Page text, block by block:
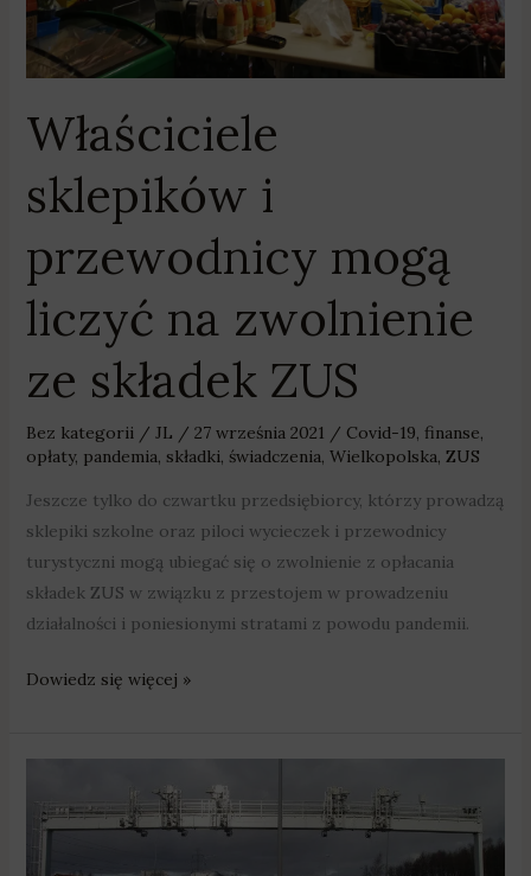
Właściciele
sklepików i
przewodnicy mogą
liczyć na zwolnienie
ze składek ZUS
Bez kategorii/ JL / 27 września 2021 / Covid-19, finanse,
opłaty, pandemia, składki, świadczenia, Wielkopolska, ZUS
Jeszcze tylko do czwartku przedsiębiorcy, którzy prowadzą
sklepiki szkolne oraz piloci wycieczek i przewodnicy
turystyczni mogą ubiegać się o zwolnienie z opłacania
składek ZUS w związku z przestojem w prowadzeniu
działalności i poniesionymi stratami z powodu pandemii.
składek
ZUS
Dowiedz się więcej »
TOLL
zastąpi